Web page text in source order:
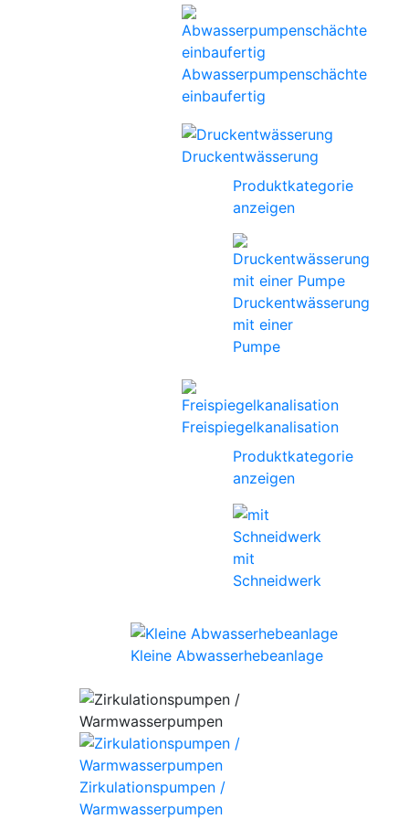
Abwasserpumpenschächte
einbaufertig
Druckentwässerung
Produktkategorie
anzeigen
Druckentwässerung
mit einer
Pumpe
Freispiegelkanalisation
Produktkategorie
anzeigen
mit
Schneidwerk
Kleine Abwasserhebeanlage
Zirkulationspumpen /
Warmwasserpumpen